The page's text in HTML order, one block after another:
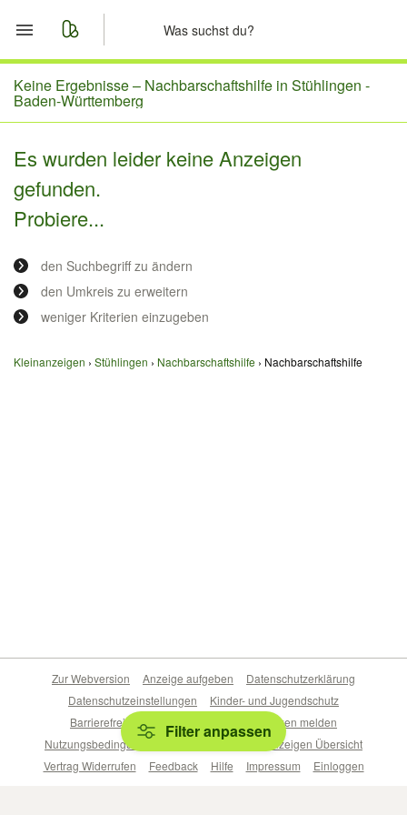
Start
Merkliste
Nachrichten
Anzeige aufgeben
Keine Ergebnisse – Nachbarschaftshilfe in Stühlingen -
Baden-Württemberg
Es wurden leider keine Anzeigen
gefunden.
Probiere...
den Suchbegriff zu ändern
den Umkreis zu erweitern
weniger Kriterien einzugeben
Kleinanzeigen Stühlingen Nachbarschaftshilfe Nachbarschaftshilfe
Filter anpassen
Zur Webversion Anzeige aufgeben
Datenschutzerklärung
Datenschutzeinstellungen
Kinder- und Jugendschutz
Barrierefreiheitserklärung
Sicherheitslücken melden
Nutzungsbedingungen
Beliebte Suchen
Anzeigen Übersicht
Vertrag Widerrufen
Feedback Hilfe Impressum Einloggen